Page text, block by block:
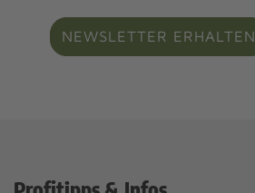
NEWSLETTER ERHALTEN